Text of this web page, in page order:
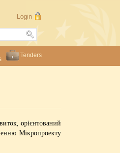
Login
Tenders
орієнтований
Мікропроекту